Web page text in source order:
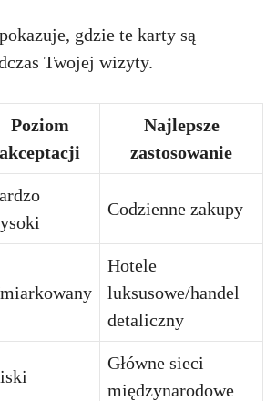
gdzie te karty są
Twojej wizyty.
Poziom
akceptacji
Najlepsze
zastosowanie
Codzienne zakupy
Hotele
luksusowe/handel
detaliczny
Główne sieci
międzynarodowe